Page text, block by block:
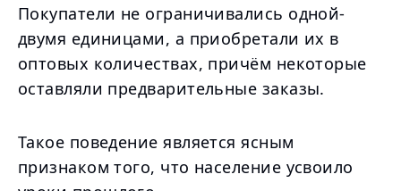
Покупатели не ограничивались одной-
двумя единицами, а приобретали их в
оптовых количествах, причём некоторые
оставляли предварительные заказы.
Такое поведение является ясным
признаком того, что население усвоило